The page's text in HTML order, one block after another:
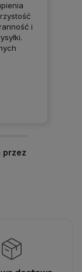
i
przez